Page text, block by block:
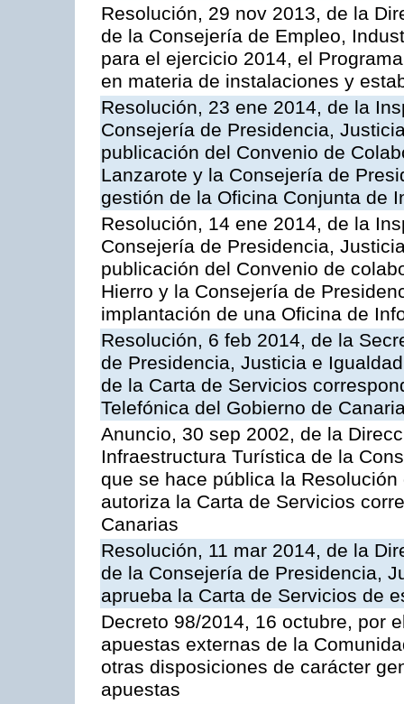
Resolución, 29 nov 2013, de la
de la Consejería de Empleo,
para el ejercicio 2014, el
en materia de instalaciones y
Resolución, 23 ene 2014, de la
Consejería de Presidencia,
publicación del Convenio de
Lanzarote y la Consejería de
gestión de la Oficina Conjunta de
Resolución, 14 ene 2014, de la
Consejería de Presidencia,
publicación del Convenio de
Hierro y la Consejería de
implantación de una Oficina de
Resolución, 6 feb 2014, de la
de Presidencia, Justicia e
de la Carta de Servicios
Telefónica del Gobierno de
Anuncio, 30 sep 2002, de la
Infraestructura Turística de la
que se hace pública la
autoriza la Carta de Servicios
Canarias
Resolución, 11 mar 2014, de la
de la Consejería de Presidencia,
aprueba la Carta de Servicios de
Decreto 98/2014, 16 octubre, por
apuestas externas de la
otras disposiciones de carácter
apuestas